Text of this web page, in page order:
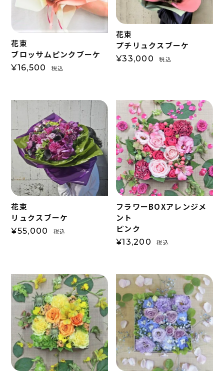
花束
ブロッサムピンクブーケ
¥16,500 税込
花束
プチリュクスブーケ
¥33,000 税込
花束
リュクスブーケ
¥55,000 税込
フラワーBOXアレンジメ
ント
ピンク
¥13,200 税込